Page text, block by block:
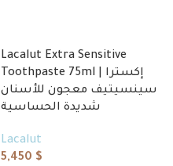
Lacalut Extra Sensitive
Toothpaste 75ml | إكسترا
سينسيتيف معجون للأسنان
شديدة الحساسية
Lacalut
5,450 $